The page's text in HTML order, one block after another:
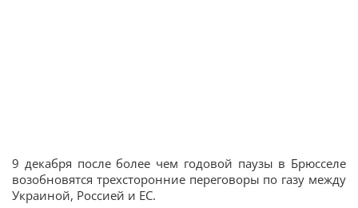
9 декабря после более чем годовой паузы в Брюсселе
возобновятся трехсторонние переговоры по газу между
Украиной, Россией и ЕС.